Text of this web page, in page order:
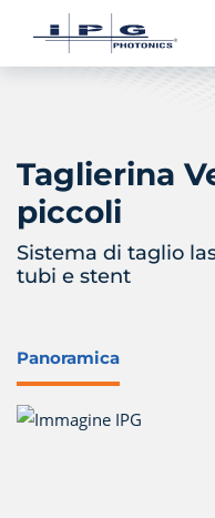
Taglierina
piccoli
Sistema di taglio
tubi e stent
Panoramica